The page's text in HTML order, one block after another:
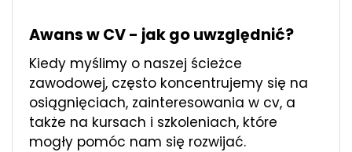
Awans w CV - jak go uwzględnić?
Kiedy myślimy o naszej ścieżce
zawodowej, często koncentrujemy się na
osiągnięciach, zainteresowania w cv, a
także na kursach i szkoleniach, które
mogły pomóc nam się rozwijać.